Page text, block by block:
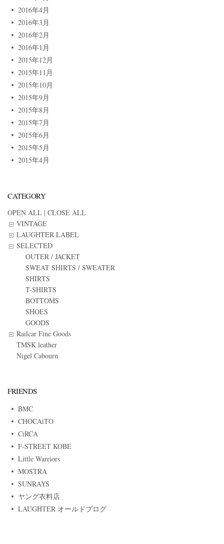
2016年4月
2016年3月
2016年2月
2016年1月
2015年12月
2015年11月
2015年10月
2015年9月
2015年8月
2015年7月
2015年6月
2015年5月
2015年4月
CATEGORY
OPEN ALL | CLOSE ALL
VINTAGE
LAUGHTER LABEL
SELECTED
OUTER / JACKET
SWEAT SHIRTS / SWEATER
SHIRTS
T-SHIRTS
BOTTOMS
SHOES
GOODS
Railcar Fine Goods
TMSK leather
Nigel Cabourn
FRIENDS
BMC
CHOCAiTO
CiRCA
F-STREET KOBE
Little Warriors
MOSTRA
SUNRAYS
ヤング衣料店
LAUGHTER オールドブログ